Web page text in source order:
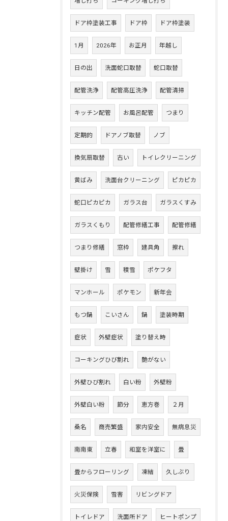
ドア枠塗装工事 ドア枠 ドア枠塗装
1月 2026年 お正月 年越し
日の出 洗面蛇口取替 蛇口取替
配管洗浄 配管高圧洗浄 配管清掃
キッチン配管 お風呂配管 つまり
定期的 ドアノブ取替 ノブ
換気扇取替 古い トイレクリーニング
黄ばみ 洗面台クリーニング ピカピカ
蛇口ピカピカ ガラス台 ガラスくすみ
ガラスくもり 配管修繕工事 配管修繕
つまり修繕 窓枠 建具角 擦れ
壁掛け 雪 積雪 ポケフタ
マンホール ポケモン 新年会
もつ鍋 こいさん 鍋 塗装時期
症状 外壁症状 塗り替え時
コーキングひび割れ 艶がない
外壁ひび割れ 白い粉 外壁粉
外壁白い粉 節分 恵方巻 ２月
桑名 商売繁盛 家内安全 無病息災
南南東 立春 和室を洋室に 畳
畳からフローリング 凍結 久しぶり
火災保険 雪害 リビングドア
トイレドア 洗面所ドア ヒートポンプ